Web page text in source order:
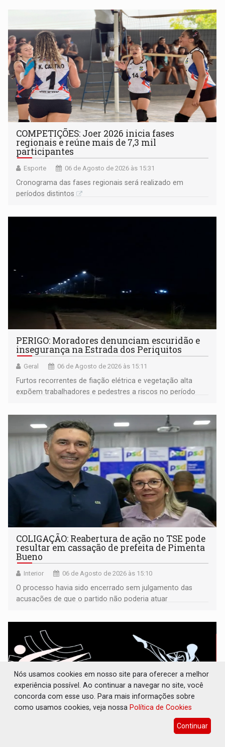
COMPETIÇÕES: Joer 2026 inicia fases
regionais e reúne mais de 7,3 mil
participantes
Esporte 06 de Agosto de 2026 às 15:31
Cronograma das fases regionais será realizado em
períodos distintos
PERIGO: Moradores denunciam escuridão e
insegurança na Estrada dos Periquitos
Geral 06 de Agosto de 2026 às 15:11
Furtos recorrentes de fiação elétrica e vegetação alta
expõem trabalhadores e pedestres a riscos no período
COLIGAÇÃO: Reabertura de ação no TSE pode
resultar em cassação de prefeita de Pimenta
Bueno
Interior 06 de Agosto de 2026 às 15:10
O processo havia sido encerrado sem julgamento das
acusações de que o partido não poderia atuar
Nós usamos cookies em nosso site para oferecer a melhor
experiência possível. Ao continuar a navegar no site, você
concorda com esse uso. Para mais informações sobre
como usamos cookies, veja nossa Política de Cookies
Continuar